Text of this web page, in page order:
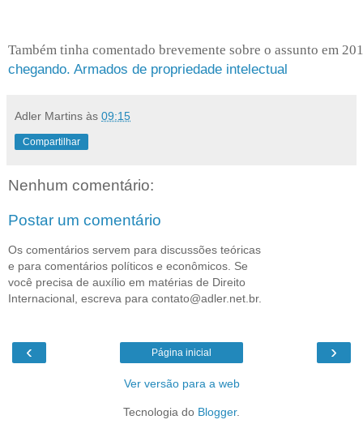
Também tinha comentado brevemente sobre o assunto em
chegando. Armados de propriedade intelectual
Adler Martins às 09:15
Compartilhar
Nenhum comentário:
Postar um comentário
Os comentários servem para discussões teóricas
e para comentários políticos e econômicos. Se
você precisa de auxílio em matérias de Direito
Internacional, escreva para contato@adler.net.br.
‹ ›
Página inicial
Ver versão para a web
Tecnologia do Blogger.